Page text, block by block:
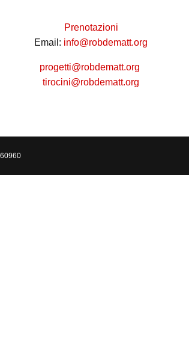
Prenotazioni
Email: info@robdematt.org
progetti@robdematt.org
tirocini@robdematt.org